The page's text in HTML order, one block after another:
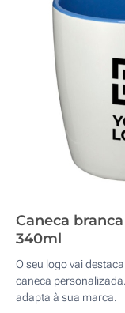
Caneca
340ml
O seu logo vai
caneca
adapta à sua marca.